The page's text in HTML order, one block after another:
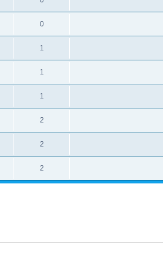
0
1
1
1
2
2
2